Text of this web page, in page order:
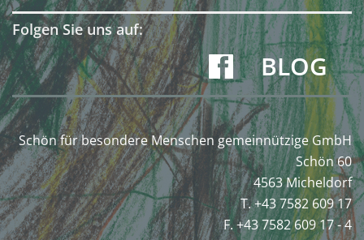
Folgen Sie uns auf:
BLOG
Schön für besondere Menschen gemeinnützige GmbH
Schön 60
4563 Micheldorf
T. +43 7582 609 17
F. +43 7582 609 17 - 4